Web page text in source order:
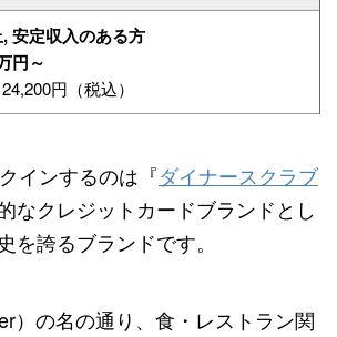
安定収入のある方
円～
円（税込）
インするのは『ダイナースクラブ
なクレジットカードブランドとし
を誇るブランドです。
）の名の通り、食・レストラン関